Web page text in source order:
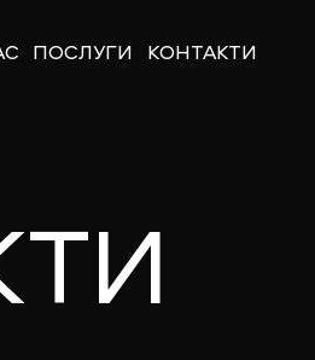
ПОСЛУГИ КОНТАКТИ